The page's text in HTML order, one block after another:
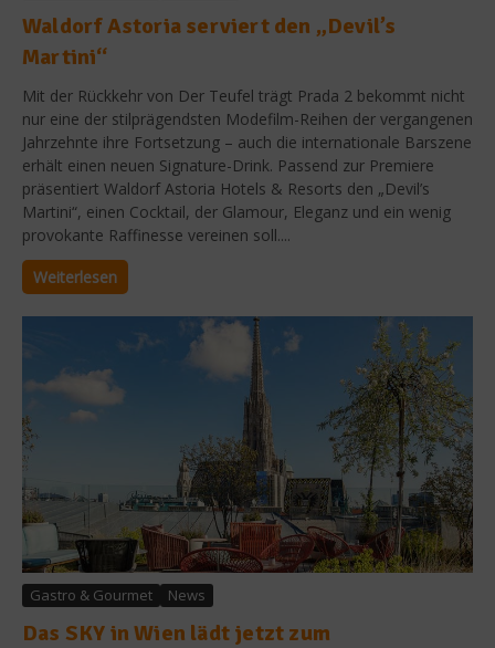
Waldorf Astoria serviert den „Devil’s
Martini“
Mit der Rückkehr von Der Teufel trägt Prada 2 bekommt nicht
nur eine der stilprägendsten Modefilm-Reihen der vergangenen
Jahrzehnte ihre Fortsetzung – auch die internationale Barszene
erhält einen neuen Signature-Drink. Passend zur Premiere
präsentiert Waldorf Astoria Hotels & Resorts den „Devil’s
Martini“, einen Cocktail, der Glamour, Eleganz und ein wenig
provokante Raffinesse vereinen soll....
Weiterlesen
Gastro & Gourmet News
Das SKY in Wien lädt jetzt zum